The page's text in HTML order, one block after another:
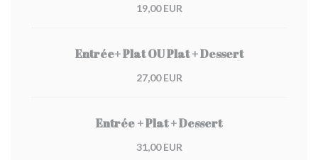
19,00 EUR
Entrée+ Plat OU Plat + Dessert
27,00 EUR
Entrée + Plat + Dessert
31,00 EUR